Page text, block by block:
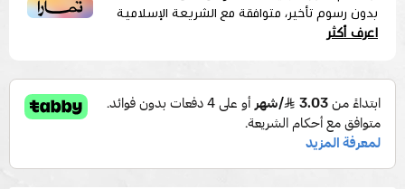
بدون رسوم تأخير، متوافقة مع الشريعة الإسلامية
اعرف أكثر